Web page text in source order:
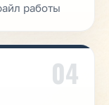
работы
04